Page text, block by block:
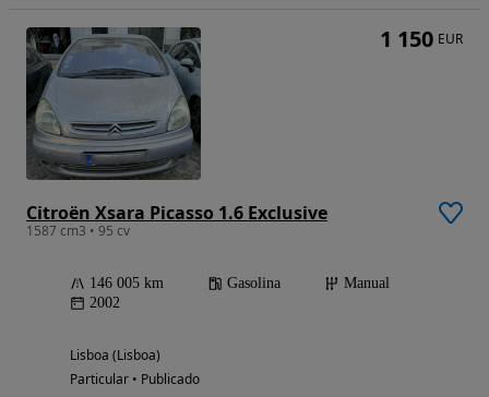
Citroën Xsara Picasso 1.6 Exclusive
1587 cm3 • 95 cv
146 005 km Gasolina
Manual
2002
Lisboa (Lisboa)
Particular • Publicado
1 150 EUR